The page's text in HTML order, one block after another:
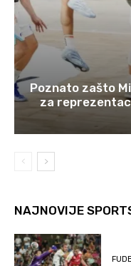
Poznato zašto
za
NAJNOVIJE